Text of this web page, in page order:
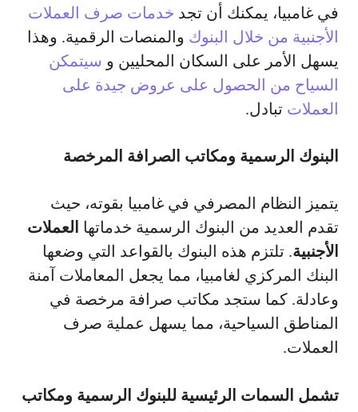
في غامبيا، يمكنك أن تجد خدمات صرف العملات
الأجنبية من خلال البنوك والمنصات الرقمية. وهذا
يسهل الأمر على السكان المحليين و سيتمكن
السياح من الحصول على عروض جيدة على
العملات تبادل.
البنوك الرسمية ومكاتب الصرافة المرخصة
يتميز النظام المصرفي في غامبيا بقوته، حيث
تقدم العديد من البنوك الرسمية خدماتها العملات
الأجنبية. تلتزم هذه البنوك بالقواعد التي وضعها
البنك المركزي لغامبيا، مما يجعل المعاملات آمنة
وعادلة. كما ستجد مكاتب صرافة مرخصة في
المناطق السياحية، مما يسهل عملية صرف
العملات.
تشمل السمات الرئيسية للبنوك الرسمية ومكاتب